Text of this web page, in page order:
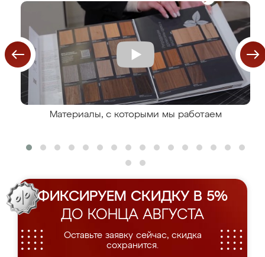
Материалы, с которыми мы работаем
ФИКСИРУЕМ СКИДКУ В 5%
ДО КОНЦА АВГУСТА
Оставьте заявку сейчас, скидка
сохранится.